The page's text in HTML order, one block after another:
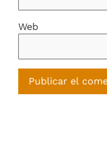
Web